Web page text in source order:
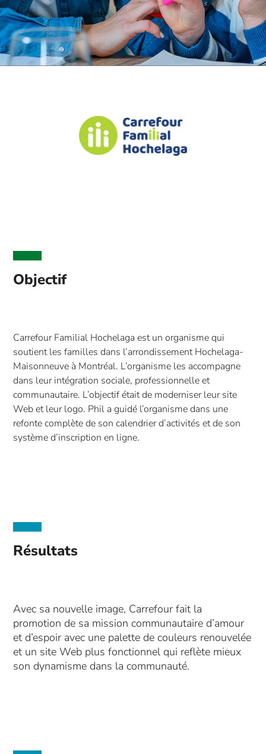
Objectif
Carrefour Familial Hochelaga est un organisme qui
soutient les familles dans l’arrondissement Hochelaga-
Maisonneuve à Montréal. L’organisme les accompagne
dans leur intégration sociale, professionnelle et
communautaire. L’objectif était de moderniser leur site
Web et leur logo. Phil a guidé l’organisme dans une
refonte complète de son calendrier d’activités et de son
système d’inscription en ligne.
Résultats
Avec sa nouvelle image, Carrefour fait la
promotion de sa mission communautaire d’amour
et d’espoir avec une palette de couleurs renouvelée
et un site Web plus fonctionnel qui reflète mieux
son dynamisme dans la communauté.